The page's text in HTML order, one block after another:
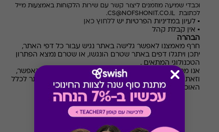
וכבדי שמיעה מוזמנים ליצור קשר עם שירות הלקוחות באמצעות מייל
לכתובת CS@NOFSHONIT.CO.IL
.
▪ לעיון במדיניות הפרטיות יש ללחוץ כאן
▪ אין קבלת קהל
הבהרה
חרף מאמצנו לאפשר גלישה באתר נגיש עבור כל דפי האתר,
יתכן ויתגלו דפים באתר שטרם הונגשו, או שטרם נמצא הפתרון
הטכנולוגי המתאים .
אנו ממשיכים במאמצים לשפר את נגישות האתר, ככל האפשר,
וזאת מתוך אמונה ומחויבות מוסרית לאפשר שימוש באתר לכלל
האוכלוסייה לרבות אנשים עם מוגבלויות.